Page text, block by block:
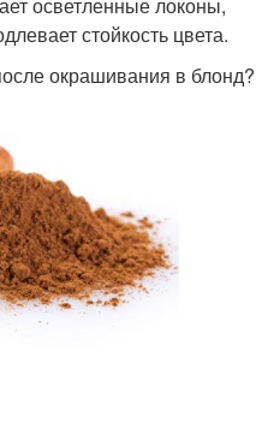
осветленные локоны,
стойкость цвета.
окрашивания в блонд?